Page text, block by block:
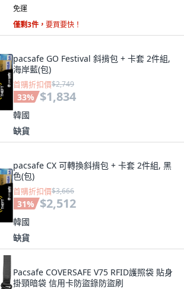
免運
僅剩3件， 要買要快！
pacsafe GO Festival 斜揹包 + 卡套 2件組,
海岸藍(包)
首購折扣價$2,749
33% $1,834
韓國
缺貨
pacsafe CX 可轉換斜揹包 + 卡套 2件組, 黑
色(包)
首購折扣價$3,666
31% $2,512
韓國
缺貨
Pacsafe COVERSAFE V75 RFID護照袋 貼身
掛頸暗袋 信用卡防盜錄防盜刷